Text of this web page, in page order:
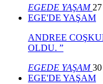
EGEDE YAŞAM
EGE'DE YAŞAM
ANDREE
OLDU. ”
EGEDE YAŞAM30
EGE'DE YAŞAM